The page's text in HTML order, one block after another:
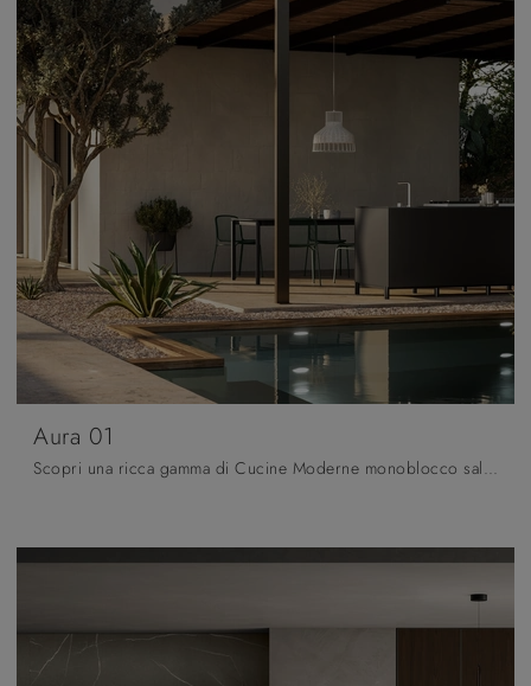
Aura 01
Scopri una ricca gamma di Cucine Moderne monoblocco salvaspazio dei migliori produttori: abbiamo selezionato per te le più belle soluzioni Arredo3, ...